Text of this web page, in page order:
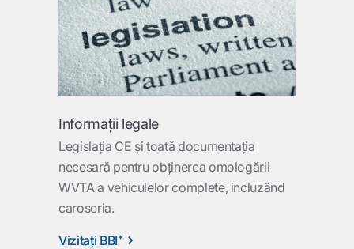
Informaţii legale
Legislaţia CE şi toată documentaţia
necesară pentru obţinerea omologării
WVTA a vehiculelor complete, incluzând
caroseria.
Vizitaţi BBI⁺